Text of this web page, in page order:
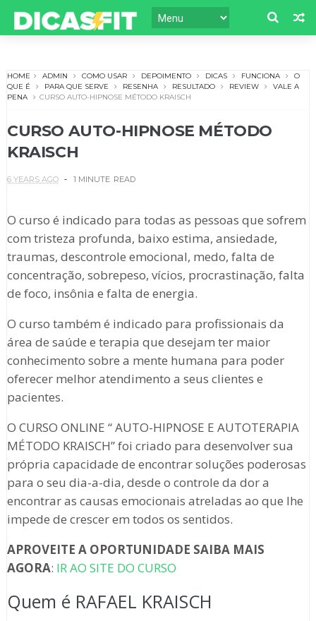
HOME ADMIN COMO USAR DEPOIMENTO DICAS FUNCIONA
O
QUE É
PARA QUE SERVE RESENHA RESULTADO REVIEW
VALE A
PENA
CURSO AUTO-HIPNOSE MÉTODO KRAISCH
CURSO AUTO-HIPNOSE MÉTODO
KRAISCH
6 YEARS AGO 1 MINUTE READ
O curso é indicado para todas as pessoas que sofrem
com tristeza profunda, baixo estima, ansiedade,
traumas, descontrole emocional, medo, falta de
concentração, sobrepeso, vícios, procrastinação, falta
de foco, insônia e falta de energia.
O curso também é indicado para profissionais da
área de saúde e terapia que desejam ter maior
conhecimento sobre a mente humana para poder
oferecer melhor atendimento a seus clientes e
pacientes.
O CURSO ONLINE “ AUTO-HIPNOSE E AUTOTERAPIA
MÉTODO KRAISCH” foi criado para desenvolver sua
própria capacidade de encontrar soluções poderosas
para o seu dia-a-dia, desde o controle da dor a
encontrar as causas emocionais atreladas ao que lhe
impede de crescer em todos os sentidos.
APROVEITE A OPORTUNIDADE SAIBA MAIS
AGORA: IR AO SITE DO CURSO
Quem é RAFAEL KRAISCH